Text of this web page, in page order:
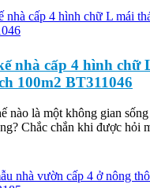
nhà cấp 4 hình chữ
100m2 BT311046
nào là một không gian
Chắc chắn khi được hỏi